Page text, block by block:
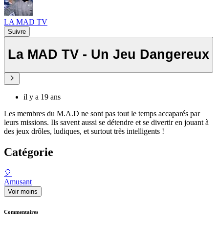
LA MAD TV
Suivre
La MAD TV - Un Jeu Dangereux
il y a 19 ans
Les membres du M.A.D ne sont pas tout le temps accaparés par
leurs missions. Ils savent aussi se détendre et se divertir en jouant à
des jeux drôles, ludiques, et surtout très intelligents !
Catégorie
🎈
Amusant
Voir moins
Commentaires